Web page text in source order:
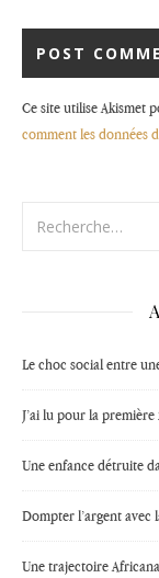
Ce site utilise Akismet
comment les données
Le choc social entre
J’ai lu pour la
Une enfance détruite
Dompter l’argent avec
Une trajectoire Africana